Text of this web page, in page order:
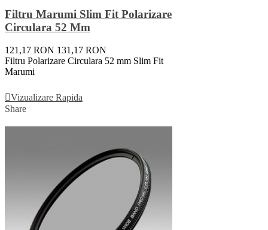
Filtru Marumi Slim Fit Polarizare
Circulara 52 Mm
121,17 RON 131,17 RON
Filtru Polarizare Circulara 52 mm Slim Fit
Marumi
Vizualizare Rapida
Share